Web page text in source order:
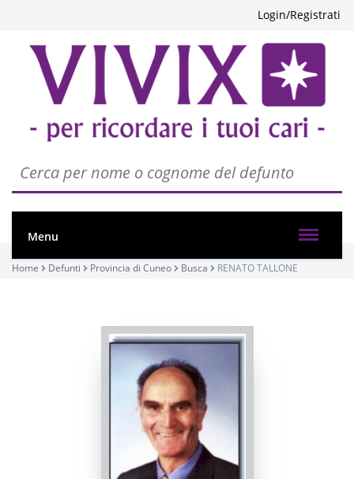
Login/Registrati
Menu
Home Defunti Provincia di Cuneo Busca RENATO TALLONE
17° ANNIVERSARIO
Busca, Chiesa parrocchiale di Busca - Maria Vergine
20/12/2025 09:00